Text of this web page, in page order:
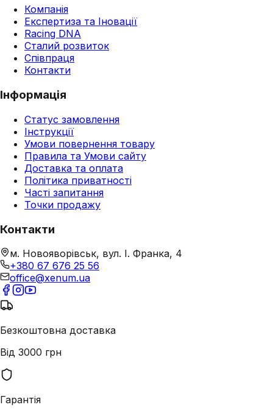
Компанія
Експертиза та Іновації
Racing DNA
Сталий розвиток
Співпраця
Контакти
Інформація
Статус замовлення
Інструкції
Умови повернення товару
Правила та Умови сайту
Доставка та оплата
Політика приватності
Часті запитання
Точки продажу
Контакти
м. Новояворівськ, вул. І. Франка, 4
+380 67 676 25 56
office@xenum.ua
Безкоштовна доставка
Від 3000 грн
Гарантія